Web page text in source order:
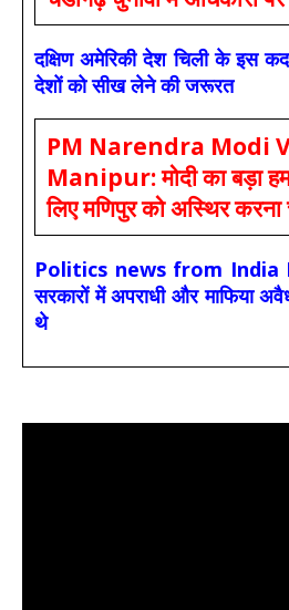
दक्षिण अमेरिकी देश चिली के इस
देशों को सीख लेने की जरूरत
PM Narendra Modi
Manipur: मोदी का बड़ा
लिए मणिपुर को अस्थिर
Politics news from India
सरकारों में अपराधी और माफिया
थे